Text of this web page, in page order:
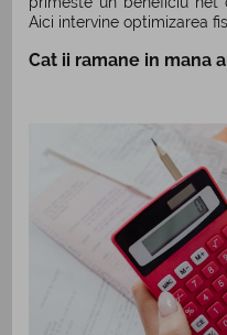
Aici intervine optimizarea
Cat ii ramane in mana